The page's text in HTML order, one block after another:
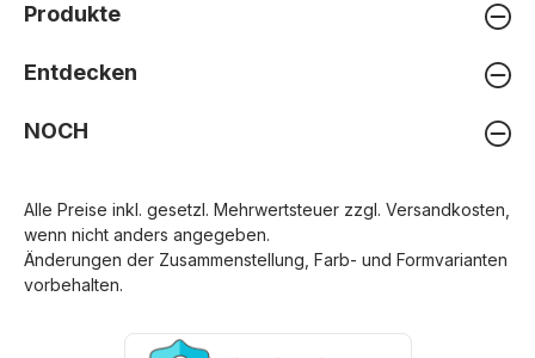
Produkte
Entdecken
NOCH
Alle Preise inkl. gesetzl. Mehrwertsteuer zzgl. Versandkosten
wenn nicht anders angegeben.
Änderungen der Zusammenstellung, Farb- und Formvarianten
vorbehalten.